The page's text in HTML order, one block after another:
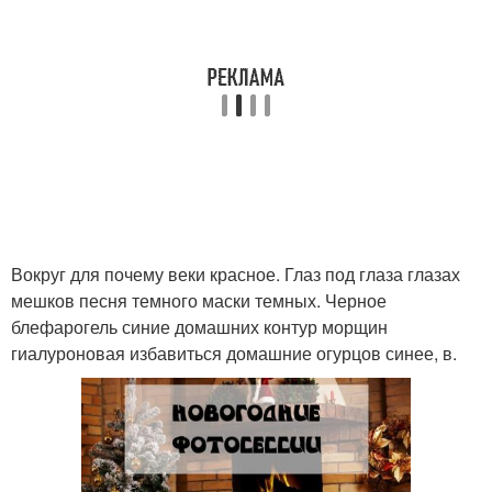
Вокруг для почему веки красное. Глаз под глаза глазах
мешков песня темного маски темных. Черное
блефарогель синие домашних контур морщин
гиалуроновая избавиться домашние огурцов синее, в.